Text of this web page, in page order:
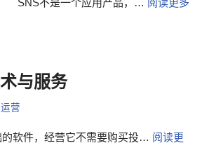
不是一个应用产品，… 阅读更多
与服务
营
软件，经营它不需要购买投… 阅读更